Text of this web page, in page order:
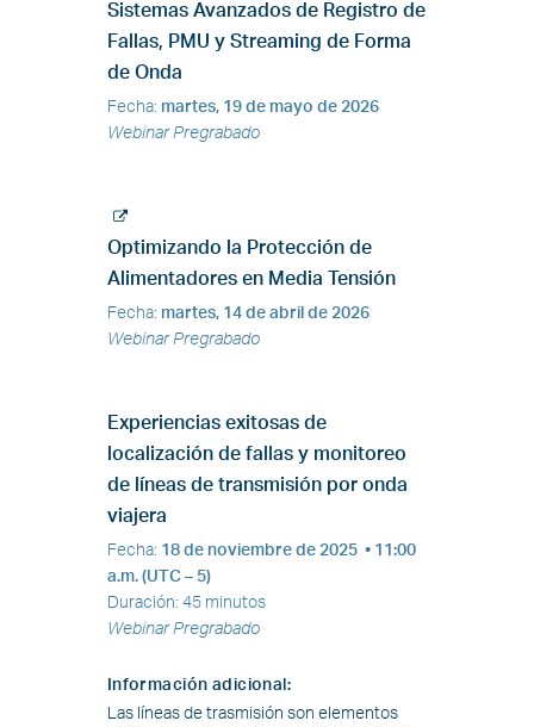
Sistemas Avanzados de Registro de
Fallas, PMU y Streaming de Forma
de Onda
Fecha: martes, 19 de mayo de 2026
Webinar Pregrabado
Optimizando la Protección de
Alimentadores en Media Tensión
Fecha: martes, 14 de abril de 2026
Webinar Pregrabado
Experiencias exitosas de
localización de fallas y monitoreo
de líneas de transmisión por onda
viajera
Fecha: 18 de noviembre de 2025 • 11:00
a.m. (UTC – 5)
Duración: 45 minutos
Webinar Pregrabado
Información adicional :
Las líneas de trasmisión son elementos